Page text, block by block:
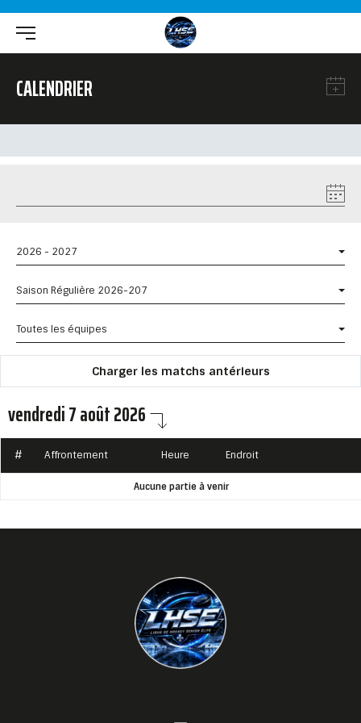
CALENDRIER
2026 - 2027
Saison Régulière 2026-207
Toutes les équipes
Charger les matchs antérieurs
vendredi 7 août 2026
# Affrontement Heure Endroit
Aucune partie à venir